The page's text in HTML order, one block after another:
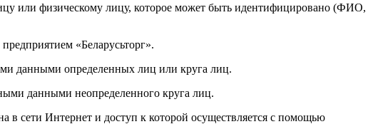
или физическому лицу, которое может быть идентифицировано (ФИО,
«Беларусьторг».
данными определенных лиц или круга лиц.
данными неопределенного круга лиц.
в сети Интернет и доступ к которой осуществляется с помощью